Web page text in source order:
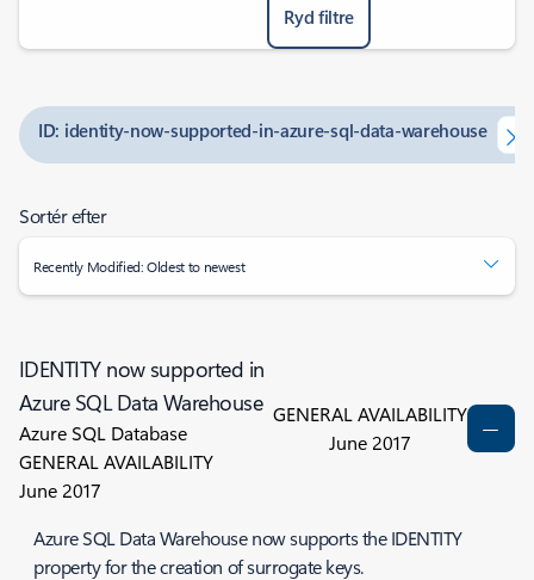
Ryd filtre
ID: identity-now-supported-in-azure-sql-data-warehouse
Sortér efter
Recently Modified: Oldest to newest
IDENTITY now supported in
Azure SQL Data Warehouse
Azure SQL Database
GENERAL AVAILABILITY
June 2017
GENERAL AVAILABILITY
June 2017
Azure SQL Data Warehouse now supports the IDENTITY
property for the creation of surrogate keys.